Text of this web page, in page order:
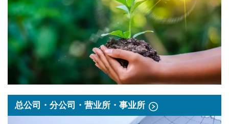
总公司・分公司・营业所・事业所